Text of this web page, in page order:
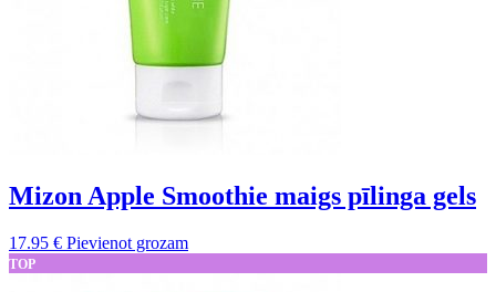
Mizon Apple Smoothie maigs pīlinga gels
17.95 € Pievienot grozam
TOP